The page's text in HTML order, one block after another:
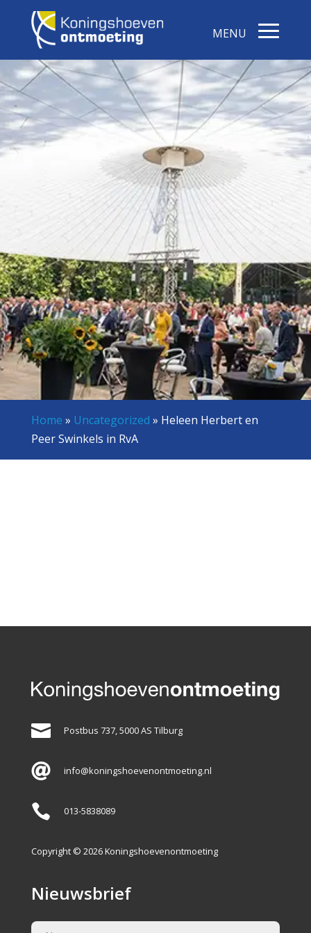
Home » Uncategorized » Heleen Herbert en
Peer Swinkels in RvA
 Postbus 737, 5000 AS Tilburg
 info@koningshoevenontmoeting.nl
 013-5838089
Copyright © 2026 Koningshoevenontmoeting
Nieuwsbrief
Naam